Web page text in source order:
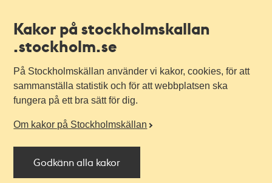
Kakor på stockholmskallan
.stockholm.se
På Stockholmskällan använder vi kakor, cookies, för att
sammanställa statistik och för att webbplatsen ska
fungera på ett bra sätt för dig.
Om kakor på Stockholmskällan
Godkänn alla kakor